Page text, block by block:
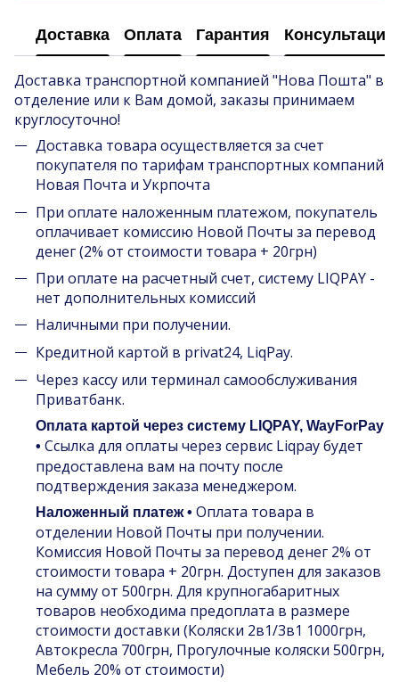
Доставка Оплата Гарантия Консультация
Доставка транспортной компанией "Нова Пошта" в
отделение или к Вам домой, заказы принимаем
круглосуточно!
Доставка товара осуществляется за счет
покупателя по тарифам транспортных компаний
Новая Почта и Укрпочта
При оплате наложенным платежом, покупатель
оплачивает комиссию Новой Почты за перевод
денег (2% от стоимости товара + 20грн)
При оплате на расчетный счет, систему LIQPAY -
нет дополнительных комиссий
Наличными при получении.
Кредитной картой в privat24, LiqPay.
Через кассу или терминал самообслуживания
Приватбанк.
Оплата картой через систему LIQPAY, WayForPay
• Ссылка для оплаты через сервис Liqpay будет
предоставлена вам на почту после
подтверждения заказа менеджером.
Наложенный платеж • Оплата товара в
отделении Новой Почты при получении.
Комиссия Новой Почты за перевод денег 2% от
стоимости товара + 20грн. Доступен для заказов
на сумму от 500грн. Для крупногабаритных
товаров необходима предоплата в размере
стоимости доставки (Коляски 2в1/3в1 1000грн,
Автокресла 700грн, Прогулочные коляски 500грн,
Мебель 20% от стоимости)